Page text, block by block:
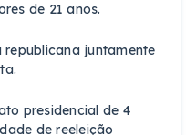
de 21 anos.
juntamente
presidencial de 4
de reeleição